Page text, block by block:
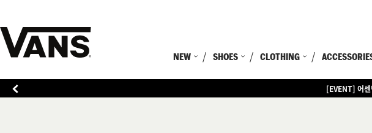
NEW SHOES CLOTHING
[EVENT] 어센